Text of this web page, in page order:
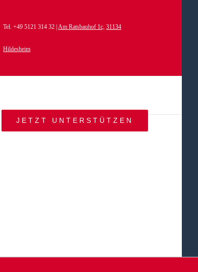
Tel. +49 5121 314 32 |Am Ratsbauhof 1c, 31134
Hildesheim
JETZT UNTERSTÜTZENSTART